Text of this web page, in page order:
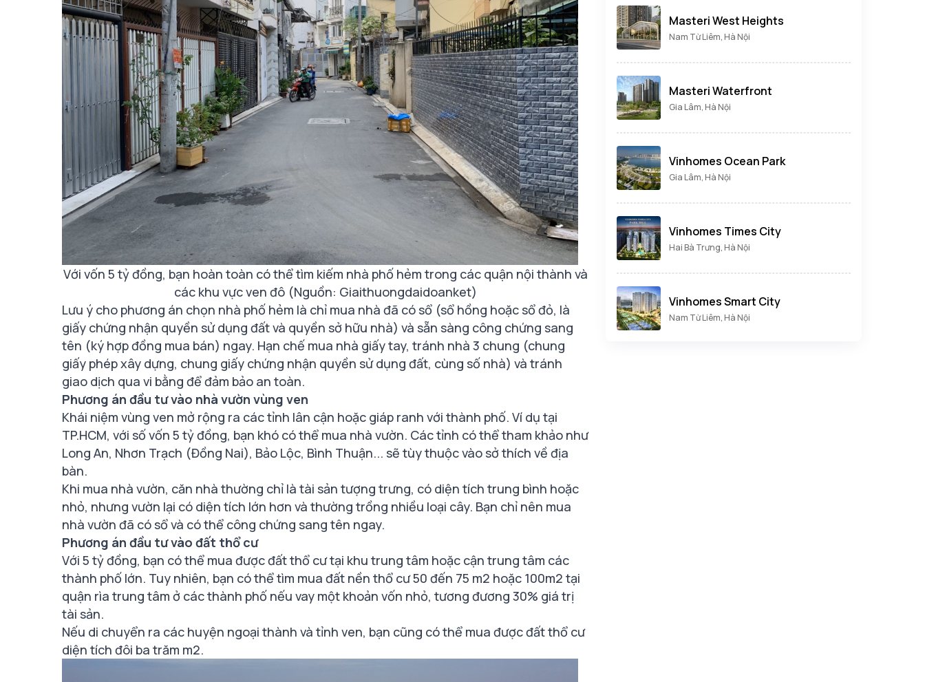
Với vốn 5 tỷ đồng, bạn hoàn toàn có thể tìm kiếm nhà phố hẻm trong các quận nội thành và
các khu vực ven đô (Nguồn: Giaithuongdaidoanket)
Lưu ý cho phương án chọn nhà phố hẻm là chỉ mua nhà đã có sổ (sổ hồng hoặc sổ đỏ, là
giấy chứng nhận quyền sử dụng đất và quyền sở hữu nhà) và sẵn sàng công chứng sang
tên (ký hợp đồng mua bán) ngay. Hạn chế mua nhà giấy tay, tránh nhà 3 chung (chung
giấy phép xây dựng, chung giấy chứng nhận quyền sử dụng đất, cùng số nhà) và tránh
giao dịch qua vi bằng để đảm bảo an toàn.
Phương án đầu tư vào nhà vườn vùng ven
Khái niệm vùng ven mở rộng ra các tỉnh lân cận hoặc giáp ranh với thành phố. Ví dụ tại
TP.HCM, với số vốn 5 tỷ đồng, bạn khó có thể mua nhà vườn. Các tỉnh có thể tham khảo như
Long An, Nhơn Trạch (Đồng Nai), Bảo Lộc, Bình Thuận... sẽ tùy thuộc vào sở thích về địa
bàn.
Khi mua nhà vườn, căn nhà thường chỉ là tài sản tượng trưng, có diện tích trung bình hoặc
nhỏ, nhưng vườn lại có diện tích lớn hơn và thường trồng nhiều loại cây. Bạn chỉ nên mua
nhà vườn đã có sổ và có thể công chứng sang tên ngay.
Phương án đầu tư vào đất thổ cư
Với 5 tỷ đồng, bạn có thể mua được đất thổ cư tại khu trung tâm hoặc cận trung tâm các
thành phố lớn. Tuy nhiên, bạn có thể tìm mua đất nền thổ cư 50 đến 75 m2 hoặc 100m2 tại
quận rìa trung tâm ở các thành phố nếu vay một khoản vốn nhỏ, tương đương 30% giá trị
tài sản.
Nếu di chuyển ra các huyện ngoại thành và tỉnh ven, bạn cũng có thể mua được đất thổ cư
diện tích đôi ba trăm m2.
Masteri West Heights
Nam Từ Liêm, Hà Nội
Masteri Waterfront
Gia Lâm, Hà Nội
Vinhomes Ocean Park
Gia Lâm, Hà Nội
Vinhomes Times City
Hai Bà Trưng, Hà Nội
Vinhomes Smart City
Nam Từ Liêm, Hà Nội